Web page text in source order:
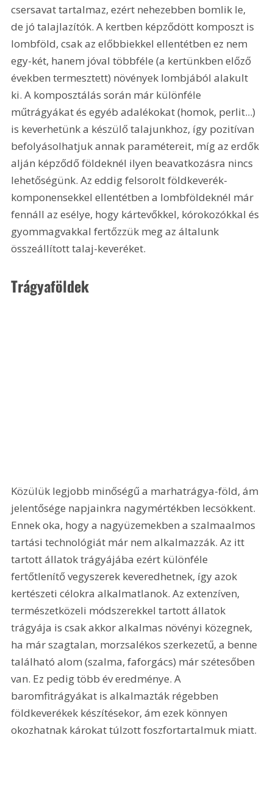
csersavat tartalmaz, ezért nehezebben bomlik le,
de jó talajlazítók. A kertben képződött komposzt is
lombföld, csak az előbbiekkel ellentétben ez nem
egy-két, hanem jóval többféle (a kertünkben előző
években termesztett) növények lombjából alakult
ki. A komposztálás során már különféle
műtrágyákat és egyéb adalékokat (homok, perlit...)
is keverhetünk a készülő talajunkhoz, így pozitívan
befolyásolhatjuk annak paramétereit, míg az erdők
alján képződő földeknél ilyen beavatkozásra nincs
lehetőségünk. Az eddig felsorolt földkeverék-
komponensekkel ellentétben a lombföldeknél már
fennáll az esélye, hogy kártevőkkel, kórokozókkal és
gyommagvakkal fertőzzük meg az általunk
összeállított talaj-keveréket.
Trágyaföldek
Közülük legjobb minőségű a marhatrágya-föld, ám
jelentősége napjainkra nagymértékben lecsökkent.
Ennek oka, hogy a nagyüzemekben a szalmaalmos
tartási technológiát már nem alkalmazzák. Az itt
tartott állatok trágyájába ezért különféle
fertőtlenítő vegyszerek keveredhetnek, így azok
kertészeti célokra alkalmatlanok. Az extenzíven,
természetközeli módszerekkel tartott állatok
trágyája is csak akkor alkalmas növényi közegnek,
ha már szagtalan, morzsalékos szerkezetű, a benne
található alom (szalma, faforgács) már szétesőben
van. Ez pedig több év eredménye. A
baromfitrágyákat is alkalmazták régebben
földkeverékek készítésekor, ám ezek könnyen
okozhatnak károkat túlzott foszfortartalmuk miatt.